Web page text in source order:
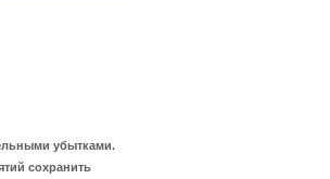
убытками.
сохранить